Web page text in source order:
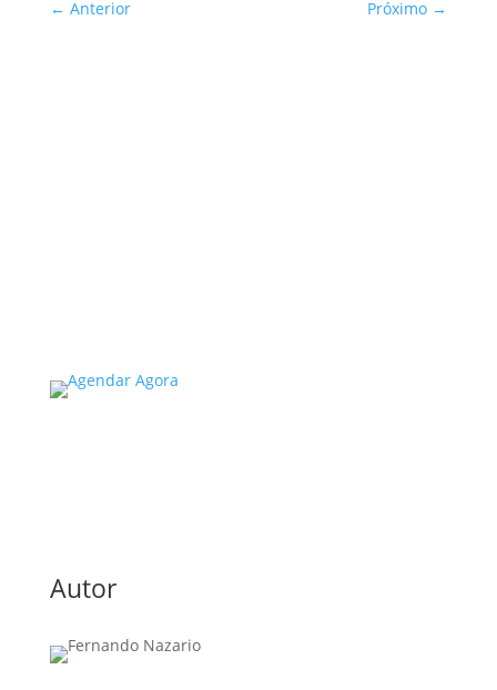
← Anterior Próximo →
Autor